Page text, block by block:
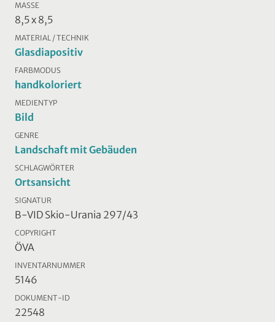
MASSE
8,5 x 8,5
MATERIAL / TECHNIK
Glasdiapositiv
FARBMODUS
handkoloriert
MEDIENTYP
Bild
GENRE
Landschaft mit Gebäuden
SCHLAGWÖRTER
Ortsansicht
SIGNATUR
B-VID Skio-Urania 297/43
COPYRIGHT
ÖVA
INVENTARNUMMER
5146
DOKUMENT-ID
22548